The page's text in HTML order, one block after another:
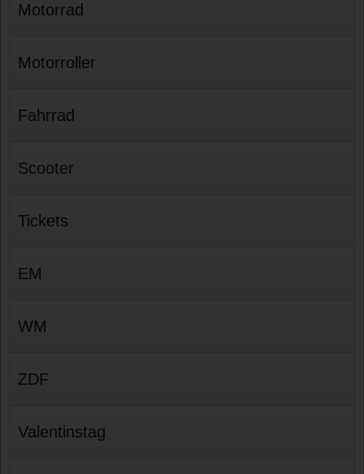
Motorrad
Motorroller
Fahrrad
Scooter
Tickets
EM
WM
ZDF
Valentinstag